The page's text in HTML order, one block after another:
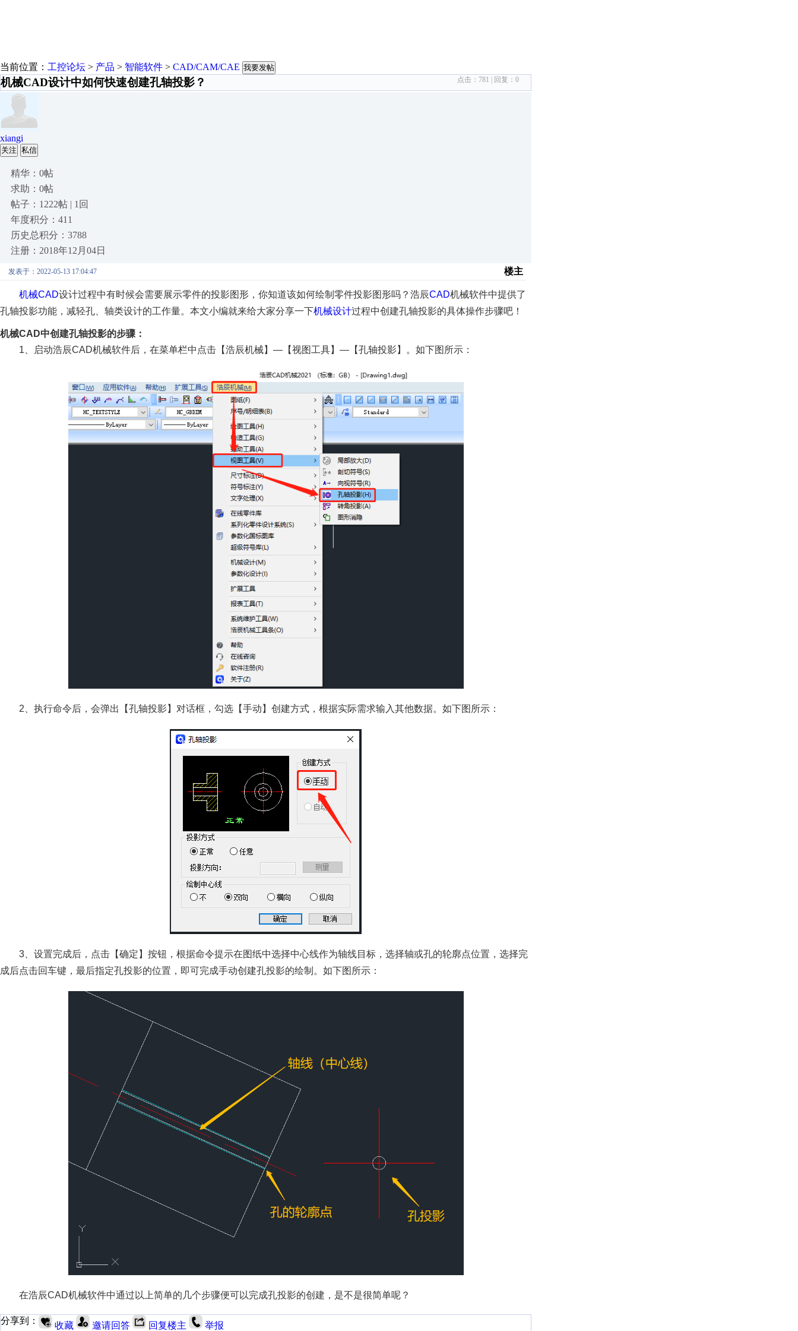
当前位置： 工控论坛 > 产品 > 智能软件 > CAD/CAM/CAE 我要发帖
机械CAD设计中如何快速创建孔轴投影？ 点击： 781 | 回复： 0
xiangi
关注 私信
精华：0帖
求助：0帖
帖子：1222帖 | 1回
年度积分：411
历史总积分：3788
注册：2018年12月04日
发表于：2022-05-13 17:04:47 楼主
机械CAD设计过程中有时候会需要展示零件的投影图形，你知道该如何绘制零件投影图形吗？浩辰CAD机械软件中提供了
孔轴投影功能，减轻孔、轴类设计的工作量。本文小编就来给大家分享一下机械设计过程中创建孔轴投影的具体操作步骤吧！
机械CAD中创建孔轴投影的步骤：
1、启动浩辰CAD机械软件后，在菜单栏中点击【浩辰机械】—【视图工具】—【孔轴投影】。如下图所示：
2、执行命令后，会弹出【孔轴投影】对话框，勾选【手动】创建方式，根据实际需求输入其他数据。如下图所示：
3、设置完成后，点击【确定】按钮，根据命令提示在图纸中选择中心线作为轴线目标，选择轴或孔的轮廓点位置，选择完
成后点击回车键，最后指定孔投影的位置，即可完成手动创建孔投影的绘制。如下图所示：
在浩辰CAD机械软件中通过以上简单的几个步骤便可以完成孔投影的创建，是不是很简单呢？
分享到： 收藏 邀请回答 回复楼主 举报